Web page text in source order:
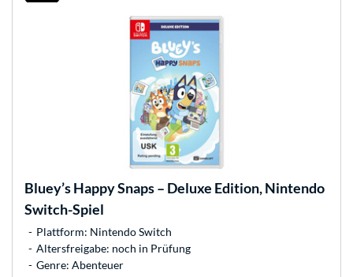
Bluey’s Happy Snaps – Deluxe Edition, Nintendo
Switch-Spiel
Plattform: Nintendo Switch
Altersfreigabe: noch in Prüfung
Genre: Abenteuer